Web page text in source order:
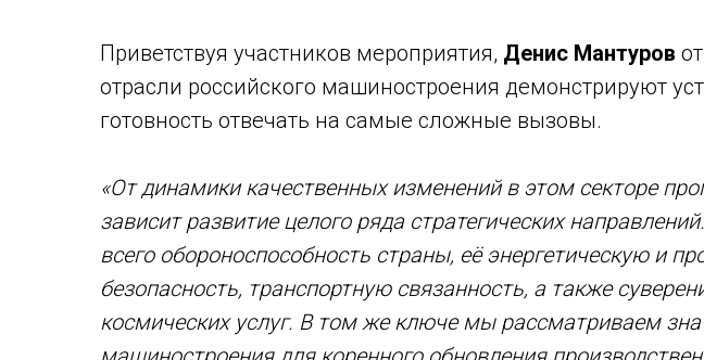
Приветствуя участников мероприятия, Денис Мантуров
отрасли российского машиностроения демонстрируют
готовность отвечать на самые сложные вызовы.
«От динамики качественных изменений в этом секторе
зависит развитие целого ряда стратегических
всего обороноспособность страны, её энергетическую и
безопасность, транспортную связанность, а также
космических услуг. В том же ключе мы рассматриваем